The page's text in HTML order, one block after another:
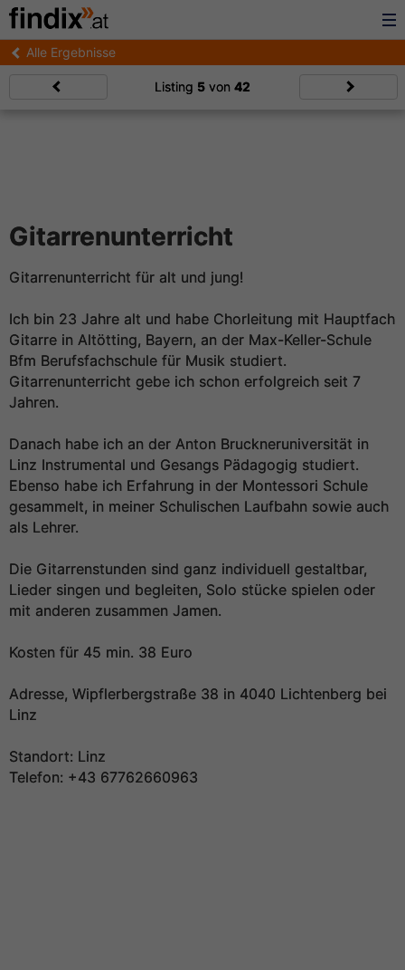
Alle Ergebnisse
Listing 5 von 42
Gitarrenunterricht
Gitarrenunterricht für alt und jung!
Ich bin 23 Jahre alt und habe Chorleitung mit Hauptfach
Gitarre in Altötting, Bayern, an der Max-Keller-Schule
Bfm Berufsfachschule für Musik studiert.
Gitarrenunterricht gebe ich schon erfolgreich seit 7
Jahren.
Danach habe ich an der Anton Bruckneruniversität in
Linz Instrumental und Gesangs Pädagogig studiert.
Ebenso habe ich Erfahrung in der Montessori Schule
gesammelt, in meiner Schulischen Laufbahn sowie auch
als Lehrer.
Die Gitarrenstunden sind ganz individuell gestaltbar,
Lieder singen und begleiten, Solo stücke spielen oder
mit anderen zusammen Jamen.
Kosten für 45 min. 38 Euro
Adresse, Wipflerbergstraße 38 in 4040 Lichtenberg bei
Linz
Standort: Linz
Telefon: +43 67762660963